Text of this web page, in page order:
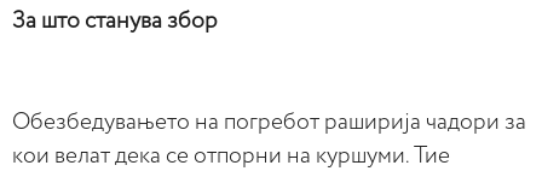
За што станува збор
Обезбедувањето на погребот раширија чадори за
кои велат дека се отпорни на куршуми. Тие